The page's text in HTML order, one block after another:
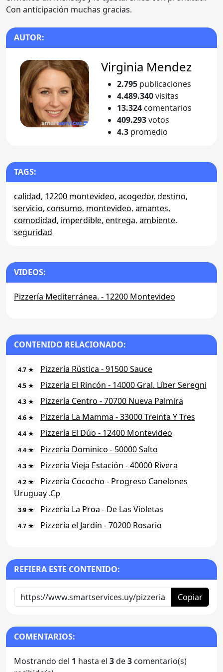
Con anticipación muchas gracias.
AUTOR:
Virginia Mendez
2.795 publicaciones
4.489.340visitas
13.324 comentarios
409.293votos
4.3 promedio
TAGS:
calidad, 12200 montevideo, acogedor, destino,
servicio, consumo, montevideo, amantes,
comodidad, imperdible, entrega, ambiente,
seguridad
VIDEOS:
Pizzería Mediterránea. - 12200 Montevideo
CONTENIDO RELACIONADO:
4.7 ★ Pizzería Rústica - 91500 Sauce
4.5 ★ Pizzería El Rincón - 14000 Gral. Líber Seregni
4.3 ★ Pizzería Centro - 70700 Nueva Palmira
4.6 ★ Pizzería La Mamma - 33000 Treinta Y Tres
4.4 ★ Pizzería El Dúo - 12400 Montevideo
4.4 ★ Pizzería Dominico - 50000 Salto
4.3 ★ Pizzería Vieja Estación - 40000 Rivera
4.2 ★
Pizzería Cococho - Progreso Canelones
Uruguay .Cp
3.9 ★ Pizzería La Proa - De Las Violetas
4.7 ★ Pizzería el Jardín - 70200 Rosario
REFIERA ESTE CONTENIDO:
Copiar
COMENTARIOS:
Mostrando del 1 hasta el 3de3 comentario(s)